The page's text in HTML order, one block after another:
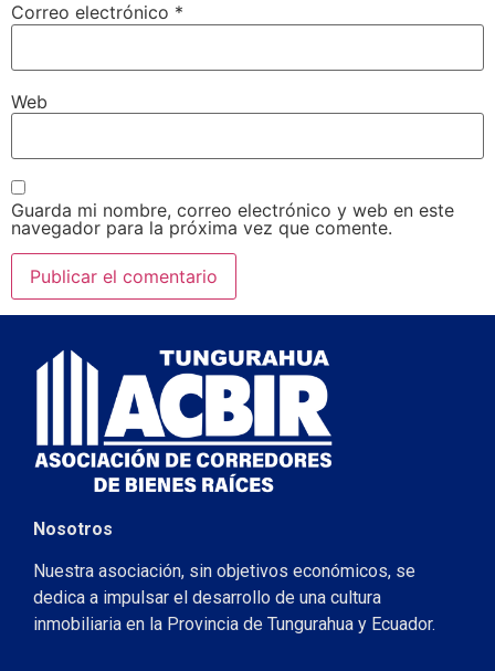
Correo electrónico *
Web
Guarda mi nombre, correo electrónico y web en este
navegador para la próxima vez que comente.
Nosotros
Nuestra asociación, sin objetivos económicos, se
dedica a impulsar el desarrollo de una cultura
inmobiliaria en la Provincia de Tungurahua y Ecuador.